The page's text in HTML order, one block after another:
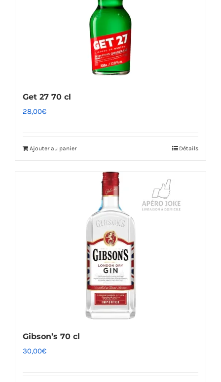
Get 27 70 cl
28,00€
Ajouter au panier Détails
Gibson’s 70 cl
30,00€